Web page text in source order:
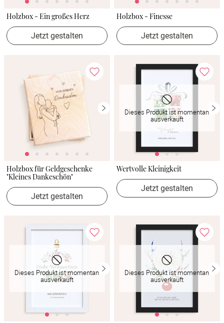
Holzbox - Ein großes Herz
Jetzt gestalten
Holzbox - Finesse
Jetzt gestalten
Holzbox für Geldgeschenke
"Kleines Dankeschön"
Jetzt gestalten
Dieses Produkt ist momentan
ausverkauft
Wertvolle Kleinigkeit
Jetzt gestalten
Dieses Produkt ist momentan
ausverkauft
Dieses Produkt ist momentan
ausverkauft